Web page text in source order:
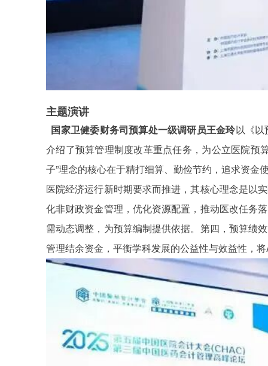
主题演讲
国家卫健委财务司预算处一级调研员王金玲以《以
介绍了预算管理制度改革重点任务，为公立医院预
子”理念的核心在于精打细算、勤俭节约，追求资金
医院经济运行新时期要求而推进，其核心理念是以
化非财政资金管理，优化资源配置，推动医改任务
需动态调整，为预算编制提供依据。第四，预算绩
管理结余资金，平衡学科发展的公益性与效益性，将